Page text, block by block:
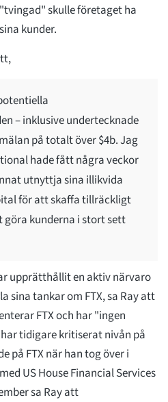
skulle företaget ha
kunder.
– inklusive undertecknade
på totalt över $4b. Jag
hade fått några veckor
utnyttja sina illikvida
för att skaffa tillräckligt
kunderna i stort sett
upprätthållit en aktiv närvaro
sina tankar om FTX, sa Ray att
FTX och har "ingen
har tidigare kritiserat nivån på
på FTX när han tog över i
US House Financial Services
sa Ray att